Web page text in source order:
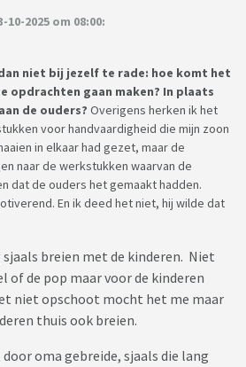
vrijheid geven maar hoe! Het
aan maar de huiswerkdruk staat haar
tips, ervaringen en meningen.
2025 om 08:00:
niet bij jezelf te rade: hoe komt het
opdrachten gaan maken? In plaats
de ouders? Overigens herken ik het
voor handvaardigheid die mijn zoon
in elkaar had gezet, maar de
naar de werkstukken waarvan de
dat de ouders het gemaakt hadden.
En ik deed het niet, hij wilde dat
sjaals breien met de kinderen. Niet
of de pop maar voor de kinderen
niet opschoot mocht het me maar
thuis ook breien.
oma gebreide, sjaals die lang